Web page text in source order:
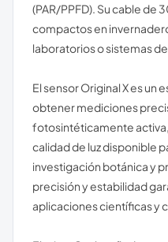
(PAR/PPFD). Su cable de
compactos en
laboratorios o sistemas
El sensor Original X es un
obtener mediciones
fotosintéticamente
calidad de luz disponible
investigación botánica y
precisión y estabilidad
aplicaciones científicas y